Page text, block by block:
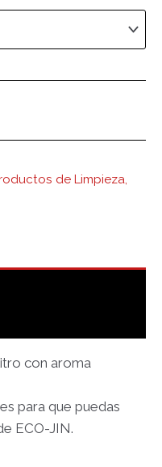
de Limpieza,
con aroma
para que puedas
ECO-JIN.